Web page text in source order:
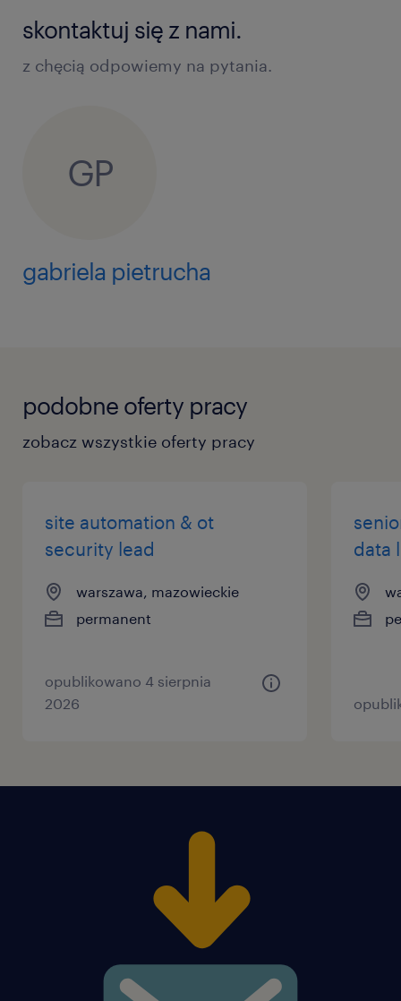
skontaktuj się z nami.
z chęcią odpowiemy na pytania.
GP
gabriela pietrucha
podobne oferty pracy
zobacz wszystkie oferty pracy
site automation & ot
security lead
warszawa, mazowieckie
permanent
opublikowano 4 sierpnia
2026
data